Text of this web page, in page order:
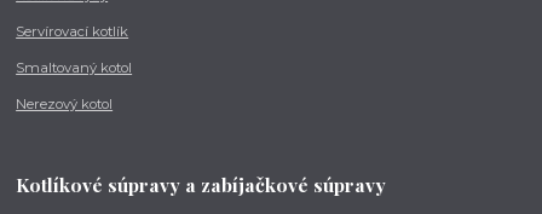
Servírovací kotlík
Smaltovaný kotol
Nerezový kotol
Kotlíkové súpravy a zabíjačkové súpravy